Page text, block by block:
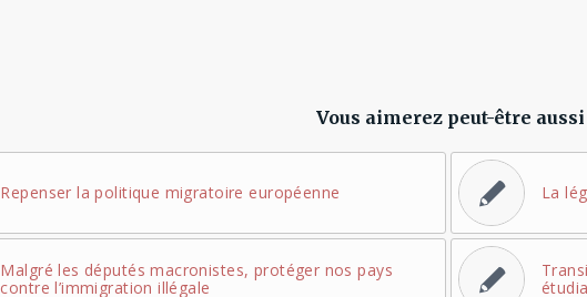
Vous aimerez peut-être aussi
Repenser la politique migratoire européenne La
Malgré les députés macronistes, protéger nos pays
contre l’immigration illégale